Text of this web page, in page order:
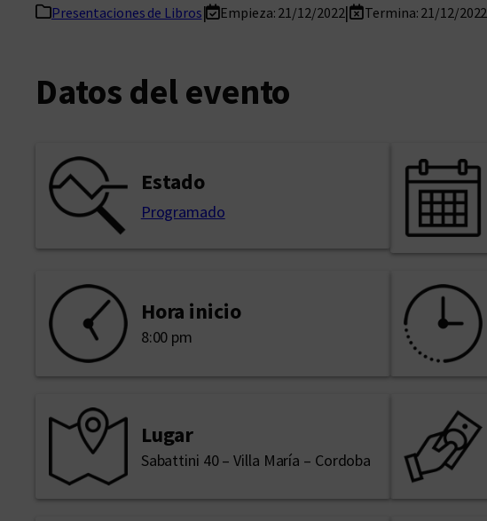
Presentaciones de Libros| Empieza: 21/12/2022| Termina: 21/12/2022
Datos del evento
Estado
Programado
Hora inicio
8:00 pm
Lugar
Sabattini 40 – Villa María – Cordoba